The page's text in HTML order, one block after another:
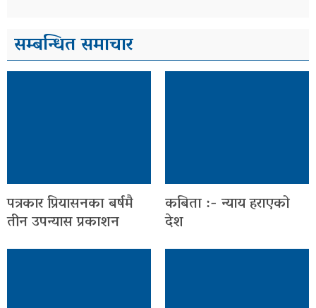
सम्बन्धित समाचार
पत्रकार प्रियासनका बर्षमै
तीन उपन्यास प्रकाशन
कबिता :- न्याय हराएको
देश